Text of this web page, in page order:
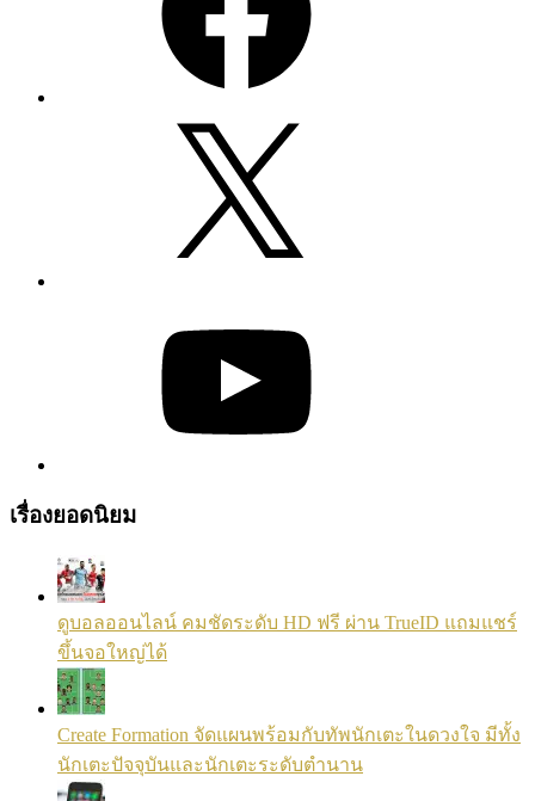
เรื่องยอดนิยม
ดูบอลออนไลน์ คมชัดระดับ HD ฟรี ผ่าน TrueID แถมแชร์
ขึ้นจอใหญ่ได้
Create Formation จัดแผนพร้อมกับทัพนักเตะในดวงใจ มีทั้ง
นักเตะปัจจุบันและนักเตะระดับตำนาน